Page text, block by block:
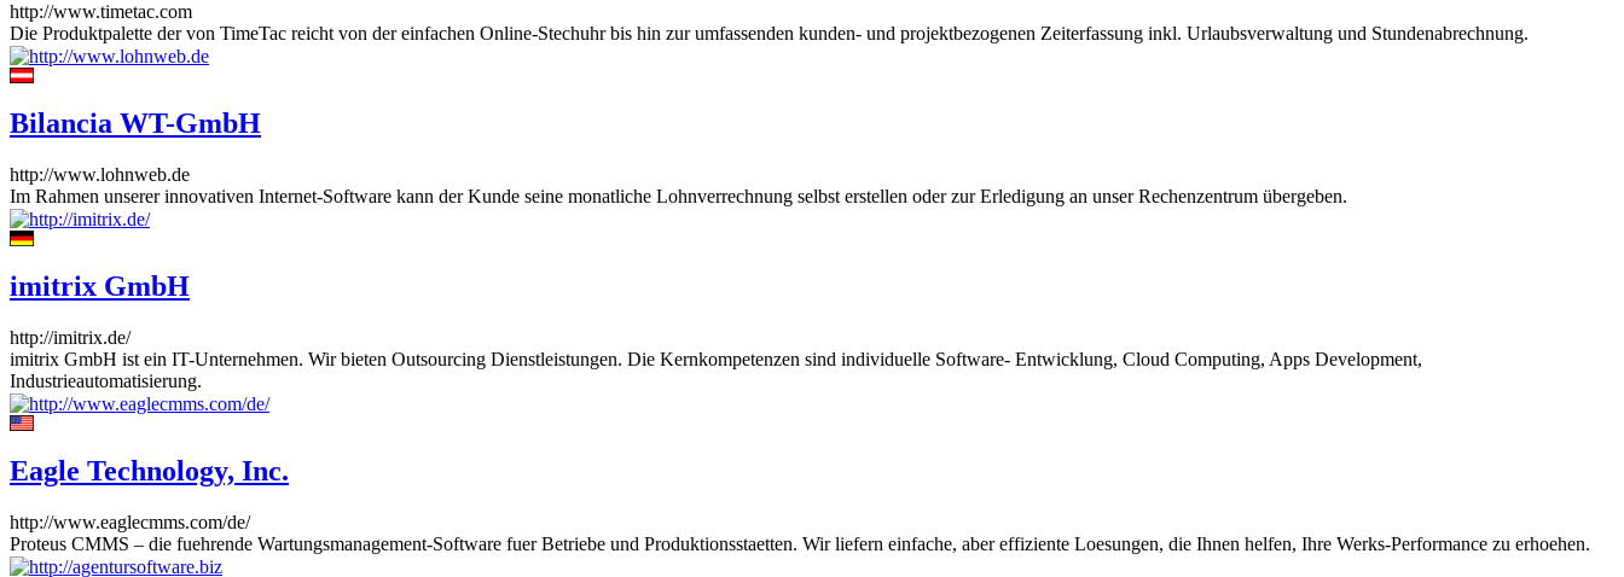
http://www.timetac.com
Die Produktpalette der von TimeTac reicht von der einfachen Online-Stechuhr bis hin zur umfassenden kunden- und projektbezogenen Zeiterfassung inkl. Urlaubsverwaltung und Stundenabrechnung.
Bilancia WT-GmbH
http://www.lohnweb.de
Im Rahmen unserer innovativen Internet-Software kann der Kunde seine monatliche Lohnverrechnung selbst erstellen oder zur Erledigung an unser Rechenzentrum übergeben.
imitrix GmbH
http://imitrix.de/
imitrix GmbH ist ein IT-Unternehmen. Wir bieten Outsourcing Dienstleistungen. Die Kernkompetenzen sind individuelle Software- Entwicklung, Cloud Computing, Apps Development,
Industrieautomatisierung.
Eagle Technology, Inc.
http://www.eaglecmms.com/de/
Proteus CMMS – die fuehrende Wartungsmanagement-Software fuer Betriebe und Produktionsstaetten. Wir liefern einfache, aber effiziente Loesungen, die Ihnen helfen, Ihre Werks-Performance zu erhoehen.